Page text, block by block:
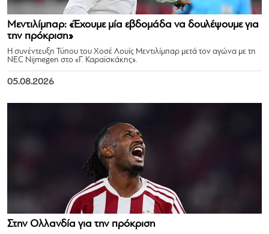
Μεντιλίμπαρ: «Έχουμε μία εβδομάδα να δουλέψουμε για
την πρόκριση»
Η συνέντευξη Τύπου του Χοσέ Λουίς Μεντιλίμπαρ μετά τον αγώνα με τη
NEC Nijmegen στο «Γ. Καραϊσκάκης».
05.08.2026
Στην Ολλανδία για την πρόκριση